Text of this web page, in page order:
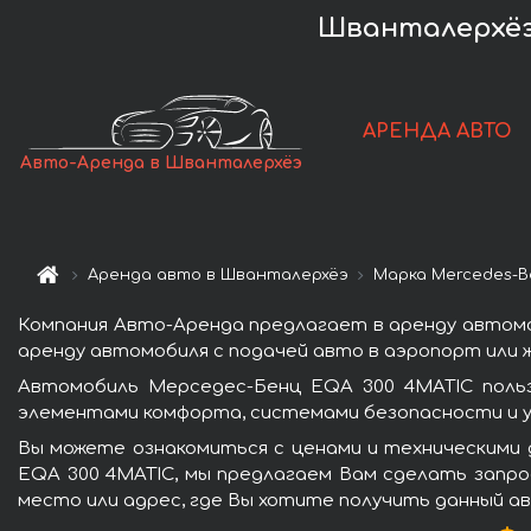
Авто-Аренда в Шванталерхёэ
АРЕНДА АВТО
Аренда авто в Шванталерхёэ Марка Mercedes-
Компания Авто-Аренда предлагает в аренду
аренду автомобиля с подачей авто в аэропорт или
Автомобиль Мерседес-Бенц EQA 300 4MATIC
элементами комфорта, системами безопасности и
Вы можете ознакомиться с ценами и
EQA 300 4MATIC, мы предлагаем Вам сделать
место или адрес, где Вы хотите получить данный